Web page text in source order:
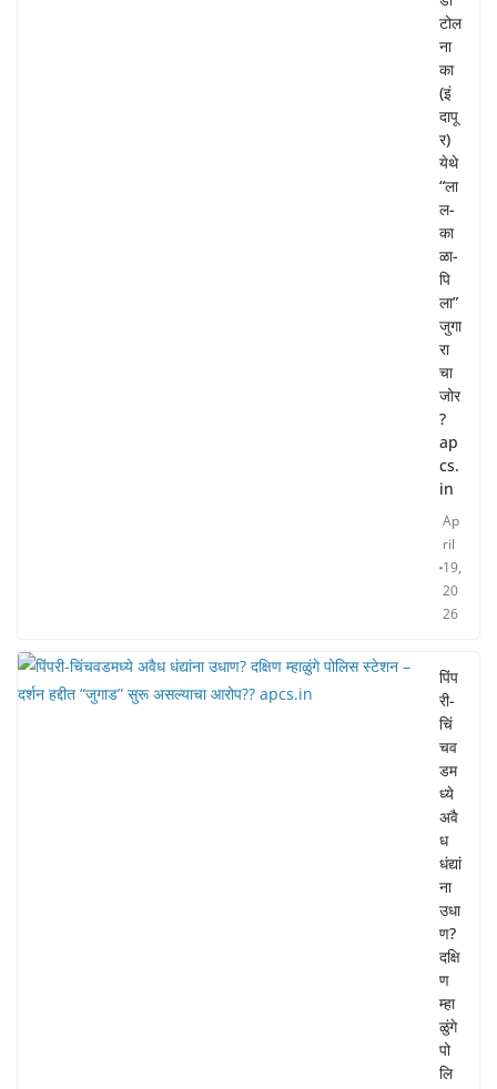
टोल
ना
का
(इं
दापू
र)
येथे
“ला
ल-
का
ळा-
पि
ला”
जुगा
रा
चा
जोर
?
ap
cs.
in
Ap
ril
19,
20
26
पिंप
री-
चिं
चव
डम
ध्ये
अवै
ध
धंद्यां
ना
उधा
ण?
दक्षि
ण
म्हा
ळुंगे
पो
लि